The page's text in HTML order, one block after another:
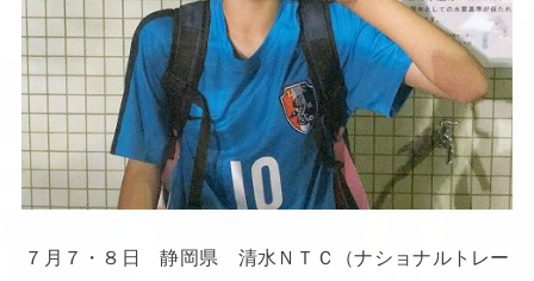
７月７・８日 静岡県 清水ＮＴＣ（ナショナルトレー